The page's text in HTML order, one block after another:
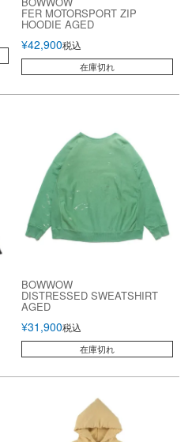
FER MOTORSPORT ZIP
HOODIE AGED
¥42,900税込
在庫切れ
BOWWOW
DISTRESSED SWEATSHIRT
AGED
¥31,900税込
在庫切れ